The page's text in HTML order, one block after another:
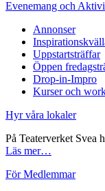
Evenemang och
Annonser
Uppstartsträffar
Öppen
Drop-in-Impro
Kurser och
Hyr våra lokaler
På Teaterverket Svea
Läs mer…
För Medlemmar